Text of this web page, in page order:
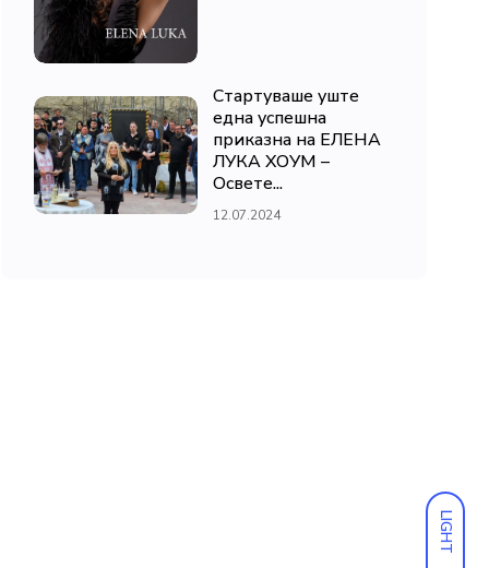
LIGHT
Стартуваше уште
една успешна
приказна на ЕЛЕНА
ЛУКА ХОУМ –
Освете...
12.07.2024